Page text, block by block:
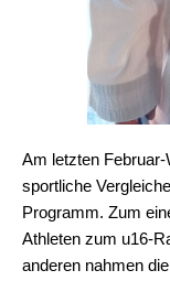
Am letzten
sportliche
Programm. Zum
Athleten zum u16-
anderen nahmen